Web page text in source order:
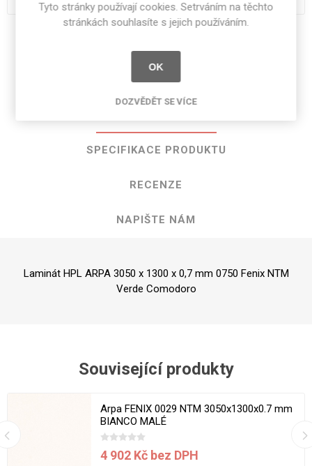
SPECIFIKACE PRODUKTU
RECENZE
NAPIŠTE NÁM
Laminát HPL ARPA 3050 x 1300 x 0,7 mm 0750 Fenix NTM
Verde Comodoro
Související produkty
Arpa FENIX 0029 NTM 3050x1300x0.7 mm
BIANCO MALÉ
4 902 Kč bez DPH
Tyto stránky používají cookies. Setrváním na těchto
stránkách souhlasíte s jejich používáním.
OK
DOZVĚDĚT SE VÍCE